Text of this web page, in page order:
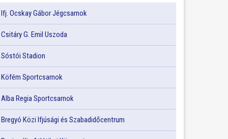
Ifj. Ocskay Gábor Jégcsarnok
Csitáry G. Emil Uszoda
Sóstói Stadion
Köfém Sportcsarnok
Alba Regia Sportcsarnok
Bregyó Közi Ifjúsági és Szabadidőcentrum